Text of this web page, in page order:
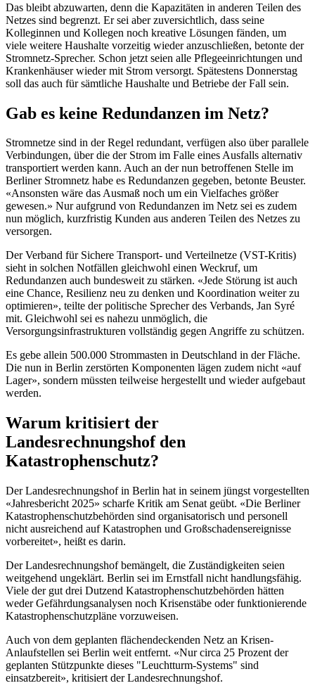
Das bleibt abzuwarten, denn die Kapazitäten in anderen Teilen des
Netzes sind begrenzt. Er sei aber zuversichtlich, dass seine
Kolleginnen und Kollegen noch kreative Lösungen fänden, um
viele weitere Haushalte vorzeitig wieder anzuschließen, betonte der
Stromnetz-Sprecher. Schon jetzt seien alle Pflegeeinrichtungen und
Krankenhäuser wieder mit Strom versorgt. Spätestens Donnerstag
soll das auch für sämtliche Haushalte und Betriebe der Fall sein.
Gab es keine Redundanzen im Netz?
Stromnetze sind in der Regel redundant, verfügen also über parallele
Verbindungen, über die der Strom im Falle eines Ausfalls alternativ
transportiert werden kann. Auch an der nun betroffenen Stelle im
Berliner Stromnetz habe es Redundanzen gegeben, betonte Beuster.
«Ansonsten wäre das Ausmaß noch um ein Vielfaches größer
gewesen.» Nur aufgrund von Redundanzen im Netz sei es zudem
nun möglich, kurzfristig Kunden aus anderen Teilen des Netzes zu
versorgen.
Der Verband für Sichere Transport- und Verteilnetze (VST-Kritis)
sieht in solchen Notfällen gleichwohl einen Weckruf, um
Redundanzen auch bundesweit zu stärken. «Jede Störung ist auch
eine Chance, Resilienz neu zu denken und Koordination weiter zu
optimieren», teilte der politische Sprecher des Verbands, Jan Syré
mit. Gleichwohl sei es nahezu unmöglich, die
Versorgungsinfrastrukturen vollständig gegen Angriffe zu schützen.
Es gebe allein 500.000 Strommasten in Deutschland in der Fläche.
Die nun in Berlin zerstörten Komponenten lägen zudem nicht «auf
Lager», sondern müssten teilweise hergestellt und wieder aufgebaut
werden.
Warum kritisiert der
Landesrechnungshof den
Katastrophenschutz?
Der Landesrechnungshof in Berlin hat in seinem jüngst vorgestellten
«Jahresbericht 2025» scharfe Kritik am Senat geübt. «Die Berliner
Katastrophenschutzbehörden sind organisatorisch und personell
nicht ausreichend auf Katastrophen und Großschadensereignisse
vorbereitet», heißt es darin.
Der Landesrechnungshof bemängelt, die Zuständigkeiten seien
weitgehend ungeklärt. Berlin sei im Ernstfall nicht handlungsfähig.
Viele der gut drei Dutzend Katastrophenschutzbehörden hätten
weder Gefährdungsanalysen noch Krisenstäbe oder funktionierende
Katastrophenschutzpläne vorzuweisen.
Auch von dem geplanten flächendeckenden Netz an Krisen-
Anlaufstellen sei Berlin weit entfernt. «Nur circa 25 Prozent der
geplanten Stützpunkte dieses "Leuchtturm-Systems" sind
einsatzbereit», kritisiert der Landesrechnungshof.